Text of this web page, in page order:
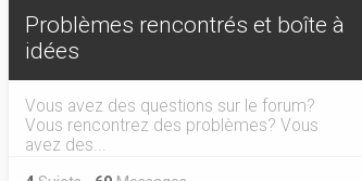
Problèmes rencontrés et boîte à
idées
Vous avez des questions sur le forum?
Vous rencontrez des problèmes? Vous
avez des...